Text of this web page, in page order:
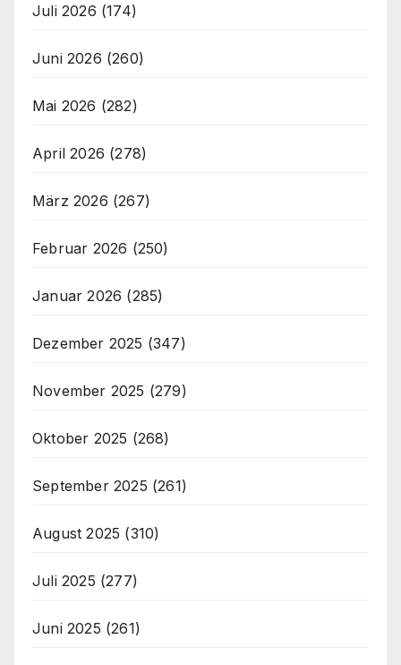
Juli 2026 (174)
Juni 2026 (260)
Mai 2026 (282)
April 2026 (278)
März 2026 (267)
Februar 2026 (250)
Januar 2026 (285)
Dezember 2025 (347)
November 2025 (279)
Oktober 2025 (268)
September 2025 (261)
August 2025 (310)
Juli 2025 (277)
Juni 2025 (261)